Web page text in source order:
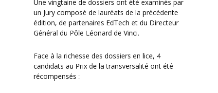
Une vingtaine de dossiers ont été examinés par
un Jury composé de lauréats de la précédente
édition, de partenaires EdTech et du Directeur
Général du Pôle Léonard de Vinci.
Face à la richesse des dossiers en lice, 4
candidats au Prix de la transversalité ont été
récompensés :